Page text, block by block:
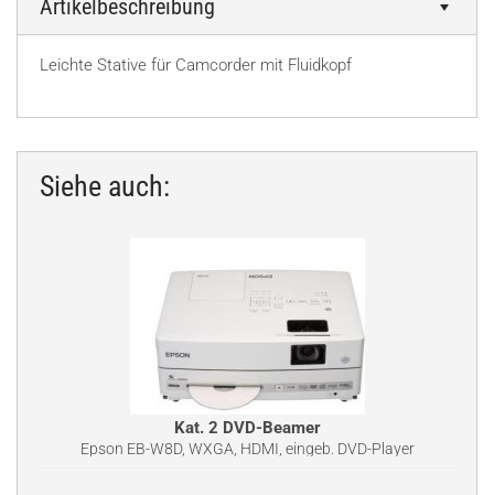
Artikelbeschreibung
Leichte Stative für Camcorder mit Fluidkopf
Siehe auch:
Kat. 2 DVD-Beamer
Epson EB-W8D, WXGA, HDMI, eingeb. DVD-Player